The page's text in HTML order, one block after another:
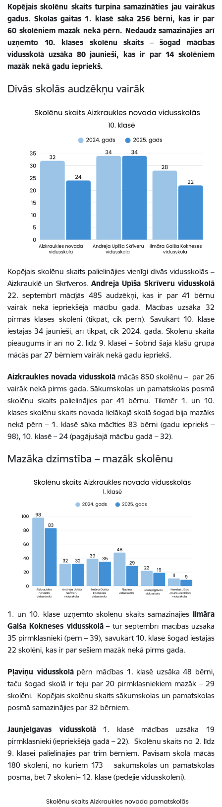
Kopējais skolēnu skaits turpina samazināties jau vairākus
gadus. Skolas gaitas 1. klasē sāka 256 bērni, kas ir par
60 skolēniem mazāk nekā pērn. Nedaudz samazinājies arī
uzņemto 10. klases skolēnu skaits – šogad mācības
vidusskolā uzsāka 80 jaunieši, kas ir par 14 skolēniem
mazāk nekā gadu iepriekš.
Divās skolās audzēkņu vairāk
Kopējais skolēnu skaits palielinājies vienīgi divās vidusskolās ‒
Aizkrauklē un Skrīveros. Andreja Upīša Skrīveru vidusskolā
22. septembrī mācījās 485 audzēkņi, kas ir par 41 bērnu
vairāk nekā iepriekšējā mācību gadā. Mācības uzsāka 32
pirmās klases skolēni (tikpat, cik pērn). Savukārt 10. klasē
iestājās 34 jaunieši, arī tikpat, cik 2024. gadā. Skolēnu skaita
pieaugums ir arī no 2. līdz 9. klasei – šobrīd šajā klašu grupā
mācās par 27 bērniem vairāk nekā gadu iepriekš.
Aizkraukles novada vidusskolā mācās 850 skolēnu ‒ par 26
vairāk nekā pirms gada. Sākumskolas un pamatskolas posmā
skolēnu skaits palielinājies par 41 bērnu. Tikmēr 1. un 10.
klases skolēnu skaits novada lielākajā skolā šogad bija mazāks
nekā pērn – 1. klasē sāka mācīties 83 bērni (gadu iepriekš –
98), 10. klasē – 24 (pagājušajā mācību gadā – 32).
Mazāka dzimstība – mazāk skolēnu
1. un 10. klasē uzņemto skolēnu skaits samazinājies Ilmāra
Gaiša Kokneses vidusskolā– tur septembrī mācības uzsāka
35 pirmklasnieki (pērn – 39), savukārt 10. klasē šogad iestājās
22 skolēni, kas ir par sešiem mazāk nekā pirms gada.
Pļaviņu vidusskolāpērn mācības 1. klasē uzsāka 48 bērni,
taču šogad skolā ir teju par 20 pirmklasniekiem mazāk – 29
skolēni. Kopējais skolēnu skaits sākumskolas un pamatskolas
posmā samazinājies par 32 bērniem.
Jaunjelgavas vidusskolā1. klasē mācības uzsāka 19
pirmklasnieki (iepriekšējā gadā – 22). Skolēnu skaits no 2. līdz
9. klasei palielinājies par trim bērniem. Pavisam skolā mācās
180 skolēni, no kuriem 173 ‒ sākumskolas un pamatskolas
posmā, bet 7 skolēni– 12. klasē (pēdējie vidusskolēni).